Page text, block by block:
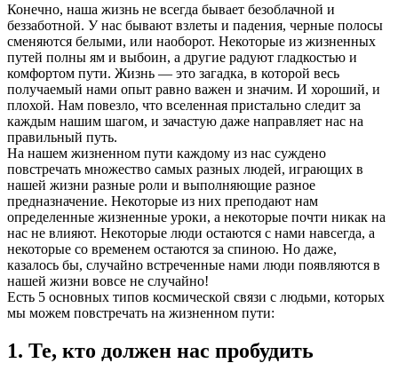
Конечно, наша жизнь не всегда бывает безоблачной и
беззаботной. У нас бывают взлеты и падения, черные полосы
сменяются белыми, или наоборот. Некоторые из жизненных
путей полны ям и выбоин, а другие радуют гладкостью и
комфортом пути. Жизнь — это загадка, в которой весь
получаемый нами опыт равно важен и значим. И хороший, и
плохой. Нам повезло, что вселенная пристально следит за
каждым нашим шагом, и зачастую даже направляет нас на
правильный путь.
На нашем жизненном пути каждому из нас суждено
повстречать множество самых разных людей, играющих в
нашей жизни разные роли и выполняющие разное
предназначение. Некоторые из них преподают нам
определенные жизненные уроки, а некоторые почти никак на
нас не влияют. Некоторые люди остаются с нами навсегда, а
некоторые со временем остаются за спиною. Но даже,
казалось бы, случайно встреченные нами люди появляются в
нашей жизни вовсе не случайно!
Есть 5 основных типов космической связи с людьми, которых
мы можем повстречать на жизненном пути:
1. Те, кто должен нас пробудить